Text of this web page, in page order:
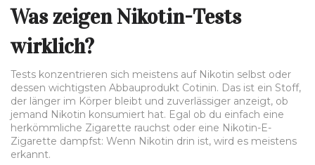
Was zeigen Nikotin-Tests
wirklich?
Tests konzentrieren sich meistens auf Nikotin selbst oder
dessen wichtigsten Abbauprodukt Cotinin. Das ist ein Stoff,
der länger im Körper bleibt und zuverlässiger anzeigt, ob
jemand Nikotin konsumiert hat. Egal ob du einfach eine
herkömmliche Zigarette rauchst oder eine Nikotin-E-
Zigarette dampfst: Wenn Nikotin drin ist, wird es meistens
erkannt.